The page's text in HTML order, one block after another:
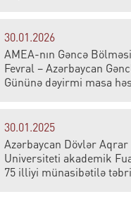
30.01.2026
AMEA-nın Gəncə
Fevral – Azərbaycan
Gününə dəyirmi masa
30.01.2025
Azərbaycan Dövlər Aqrar
Universiteti akademik
75 illiyi münasibətilə